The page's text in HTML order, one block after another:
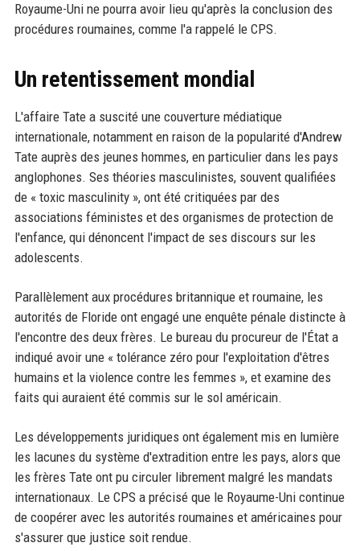
Royaume-Uni ne pourra avoir lieu qu'après la conclusion des
procédures roumaines, comme l'a rappelé le CPS.
Un retentissement mondial
L'affaire Tate a suscité une couverture médiatique
internationale, notamment en raison de la popularité d'Andrew
Tate auprès des jeunes hommes, en particulier dans les pays
anglophones. Ses théories masculinistes, souvent qualifiées
de « toxic masculinity », ont été critiquées par des
associations féministes et des organismes de protection de
l'enfance, qui dénoncent l'impact de ses discours sur les
adolescents.
Parallèlement aux procédures britannique et roumaine, les
autorités de Floride ont engagé une enquête pénale distincte à
l'encontre des deux frères. Le bureau du procureur de l'État a
indiqué avoir une « tolérance zéro pour l'exploitation d'êtres
humains et la violence contre les femmes », et examine des
faits qui auraient été commis sur le sol américain.
Les développements juridiques ont également mis en lumière
les lacunes du système d'extradition entre les pays, alors que
les frères Tate ont pu circuler librement malgré les mandats
internationaux. Le CPS a précisé que le Royaume-Uni continue
de coopérer avec les autorités roumaines et américaines pour
s'assurer que justice soit rendue.